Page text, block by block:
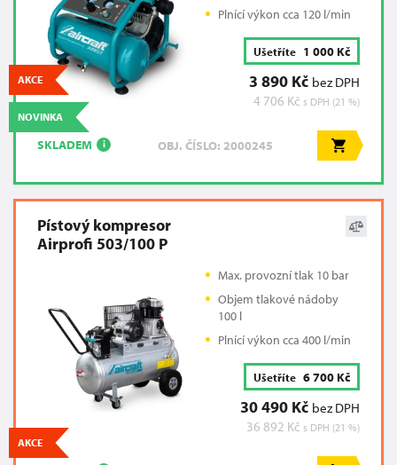
Plnící výkon cca 120 l/min
Ušetříte 1 000 Kč
3 890 Kč bez DPH
4 706 Kč s DPH (21 %)
AKCE
NOVINKA
SKLADEM i OBJ. ČÍSLO: 2000245
Pístový kompresor
Airprofi 503/100 P
Max. provozní tlak 10 bar
Objem tlakové nádoby
100 l
Plnící výkon cca 400 l/min
Ušetříte 6 700 Kč
30 490 Kč bez DPH
36 892 Kč s DPH (21 %)
AKCE